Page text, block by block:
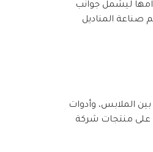
ليشمل جوانب
صناعة المناديل
الملابس، وأدوات
على منتجات شركة